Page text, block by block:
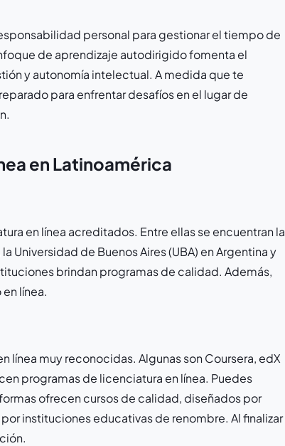
personal para gestionar el tiempo de
de aprendizaje autodirigido fomenta el
y autonomía intelectual. A medida que te
para enfrentar desafíos en el lugar de
en Latinoamérica
en línea acreditados. Entre ellas se encuentran la
Universidad de Buenos Aires (UBA) en Argentina y
brindan programas de calidad. Además,
línea.
línea muy reconocidas. Algunas son Coursera, edX
programas de licenciatura en línea. Puedes
ofrecen cursos de calidad, diseñados por
instituciones educativas de renombre. Al finalizar